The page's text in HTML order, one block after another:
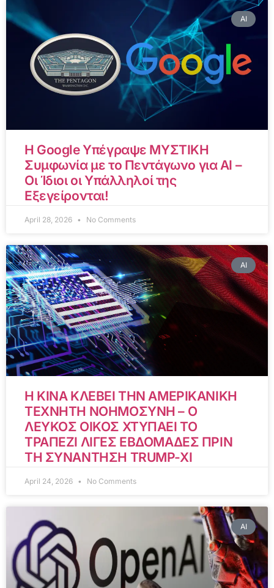
AI
Η Google Υπέγραψε ΜΥΣΤΙΚΗ
Συμφωνία με το Πεντάγωνο για AI –
Οι Ίδιοι οι Υπάλληλοί της
Εξεγείρονται!
April 28, 2026 No Comments
AI
Η ΚΙΝΑ ΚΛΕΒΕΙ ΤΗΝ ΑΜΕΡΙΚΑΝΙΚΗ
ΤΕΧΝΗΤΗ ΝΟΗΜΟΣΥΝΗ – Ο
ΛΕΥΚΟΣ ΟΙΚΟΣ ΧΤΥΠΑΕΙ ΤΟ
ΤΡΑΠΕΖΙ ΛΙΓΕΣ ΕΒΔΟΜΑΔΕΣ ΠΡΙΝ
ΤΗ ΣΥΝΑΝΤΗΣΗ TRUMP-XI
April 24, 2026 No Comments
AI